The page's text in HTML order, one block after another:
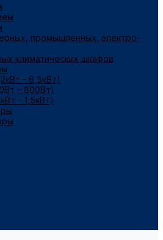
промышленных, электро-
климатических шкафов
- 6,5кВт)
– 800Вт)
- 1,5кВт)